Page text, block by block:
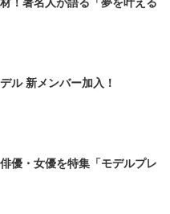
ル 新メンバー加入！
優・女優を特集「モデルプレ